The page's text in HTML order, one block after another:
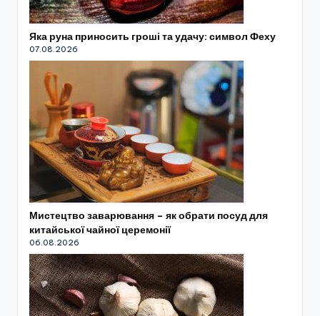
Яка руна приносить гроші та удачу: символ Феху
07.08.2026
Мистецтво заварювання – як обрати посуд для
китайської чайної церемонії
06.08.2026